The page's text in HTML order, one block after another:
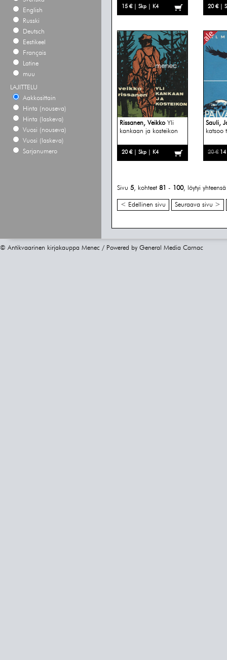
English
Russki
Deutsch
Eestikeel
Français
Latine
muu
LAJITTELU
Aakkosittain
Hinta (nouseva)
Hinta (laskeva)
Vuosi (nouseva)
Vuosi (laskeva)
Sarjanumero
15 € | Skp | K4 20 € |
Rissanen, Veikko Yli
kankaan ja kosteikon
20 € | Skp | K4
Sauli,
katsoo
20 €14
Sivu 5, kohteet 81 - 100, löytyi
< Edellinen sivu Seuraava sivu >
© Antikvaarinen kirjakauppa Menec / Powered by General Media Carnac